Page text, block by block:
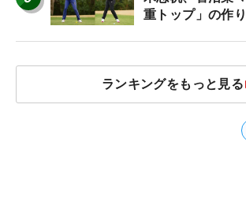
重トップ」の作
ランキングをもっと見る